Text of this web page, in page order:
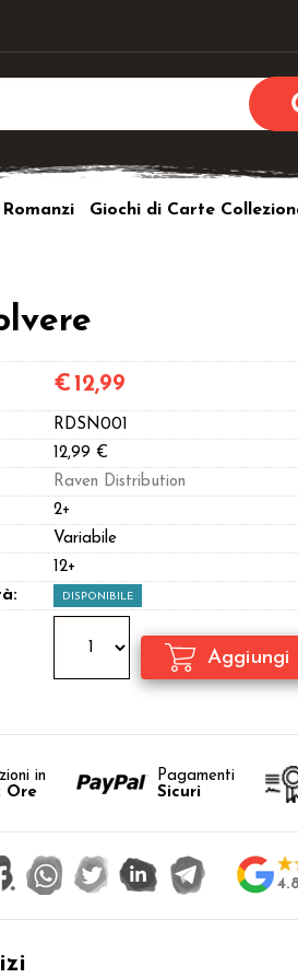
Giochi di Carte
€ 12,99
RDSN001
12,99 €
Raven Distribution
2+
Variabile
12+
DISPONIBILE
in
Ore
Pagamenti
Sicuri
4.8